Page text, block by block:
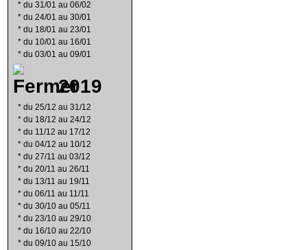
* du 31/01 au 06/02
* du 24/01 au 30/01
* du 18/01 au 23/01
* du 10/01 au 16/01
* du 03/01 au 09/01
2019
* du 25/12 au 31/12
* du 18/12 au 24/12
* du 11/12 au 17/12
* du 04/12 au 10/12
* du 27/11 au 03/12
* du 20/11 au 26/11
* du 13/11 au 19/11
* du 06/11 au 11/11
* du 30/10 au 05/11
* du 23/10 au 29/10
* du 16/10 au 22/10
* du 09/10 au 15/10